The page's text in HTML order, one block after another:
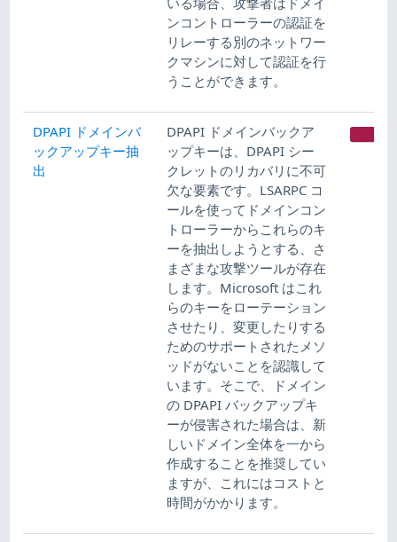
ンコントローラーの認証を
リレーする別のネットワー
クマシンに対して認証を行
うことができます。
DPAPI ドメインバ
ックアップキー抽
出
DPAPI ドメインバックア
ップキーは、DPAPI シー
クレットのリカバリに不可
欠な要素です。LSARPC コ
ールを使ってドメインコン
トローラーからこれらのキ
ーを抽出しようとする、さ
まざまな攻撃ツールが存在
します。Microsoft はこれ
らのキーをローテーション
させたり、変更したりする
ためのサポートされたメソ
ッドがないことを認識して
います。そこで、ドメイン
の DPAPI バックアップキ
ーが侵害された場合は、新
しいドメイン全体を一から
作成することを推奨してい
ますが、これにはコストと
時間がかかります。